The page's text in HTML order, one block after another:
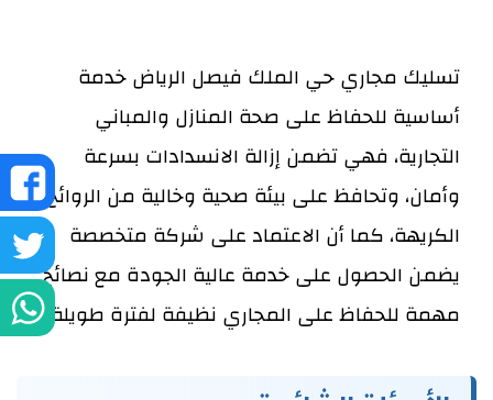
تسليك مجاري حي الملك فيصل الرياض خدمة
أساسية للحفاظ على صحة المنازل والمباني
التجارية، فهي تضمن إزالة الانسدادات بسرعة
وأمان، وتحافظ على بيئة صحية وخالية من الروائح
الكريهة، كما أن الاعتماد على شركة متخصصة
يضمن الحصول على خدمة عالية الجودة مع نصائح
مهمة للحفاظ على المجاري نظيفة لفترة طويلة.